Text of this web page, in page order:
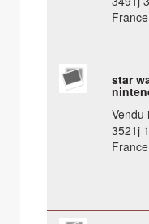
France
star
Vendu
3521j
France